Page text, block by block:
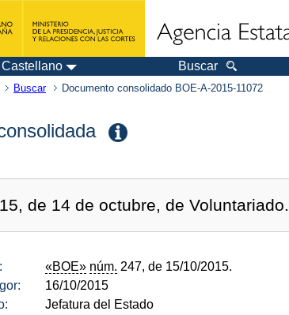
Castellano Buscar
Buscar Documento consolidado BOE-A-2015-11072
de 14 de octubre, de Voluntariado.
«BOE» núm. 247, de 15/10/2015.
16/10/2015
Jefatura del Estado